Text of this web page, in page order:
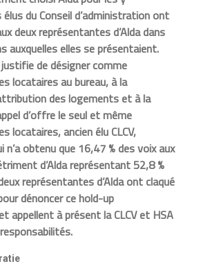
du Conseil d’administration ont
deux représentantes d’Alda dans
auxquelles elles se présentaient.
de désigner comme
locataires au bureau, à la
des logements et à la
d’offre le seul et même
locataires, ancien élu CLCV,
obtenu que 16,47 % des voix aux
d’Alda représentant 52,8 %
représentantes d’Alda ont claqué
dénoncer ce hold-up
appellent à présent la CLCV et HSA